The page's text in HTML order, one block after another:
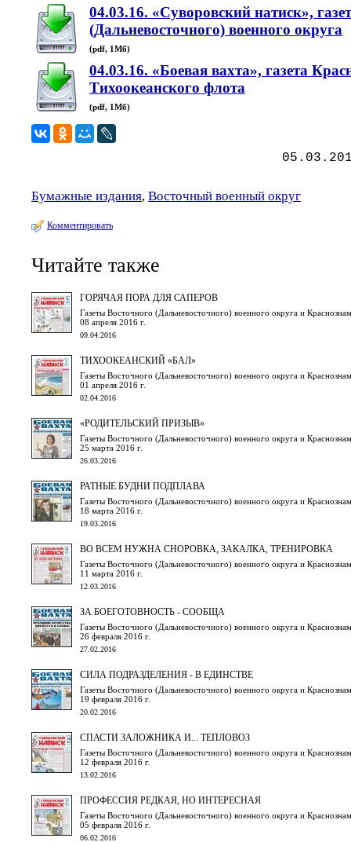
04.03.16. «Суворовский натиск»,
(Дальневосточного) военного округа
(pdf, 1Мб)
04.03.16. «Боевая вахта», газета
Тихоокеанского флота
(pdf, 1Мб)
Бумажные издания, Восточный военный округ
Комментировать
Читайте также
ГОРЯЧАЯ ПОРА ДЛЯ САПЕРОВ
Газеты Восточного (Дальневосточного) военного округа и
08 апреля 2016 г.
09.04.2016
ТИХООКЕАНСКИЙ «БАЛ»
Газеты Восточного (Дальневосточного) военного округа и
01 апреля 2016 г.
02.04.2016
«РОДИТЕЛЬСКИЙ ПРИЗЫВ»
Газеты Восточного (Дальневосточного) военного округа и
25 марта 2016 г.
26.03.2016
РАТНЫЕ БУДНИ ПОДПЛАВА
Газеты Восточного (Дальневосточного) военного округа и
18 марта 2016 г.
19.03.2016
ВО ВСЕМ НУЖНА СНОРОВКА, ЗАКАЛКА, ТРЕНИРОВКА
Газеты Восточного (Дальневосточного) военного округа и
11 марта 2016 г.
12.03.2016
ЗА БОЕГОТОВНОСТЬ - СООБЩА
Газеты Восточного (Дальневосточного) военного округа и
26 февраля 2016 г.
27.02.2016
СИЛА ПОДРАЗДЕЛЕНИЯ - В ЕДИНСТВЕ
Газеты Восточного (Дальневосточного) военного округа и
19 февраля 2016 г.
20.02.2016
СПАСТИ ЗАЛОЖНИКА И... ТЕПЛОВОЗ
Газеты Восточного (Дальневосточного) военного округа и
12 февраля 2016 г.
13.02.2016
ПРОФЕССИЯ РЕДКАЯ, НО ИНТЕРЕСНАЯ
Газеты Восточного (Дальневосточного) военного округа и
05 февраля 2016 г.
06.02.2016